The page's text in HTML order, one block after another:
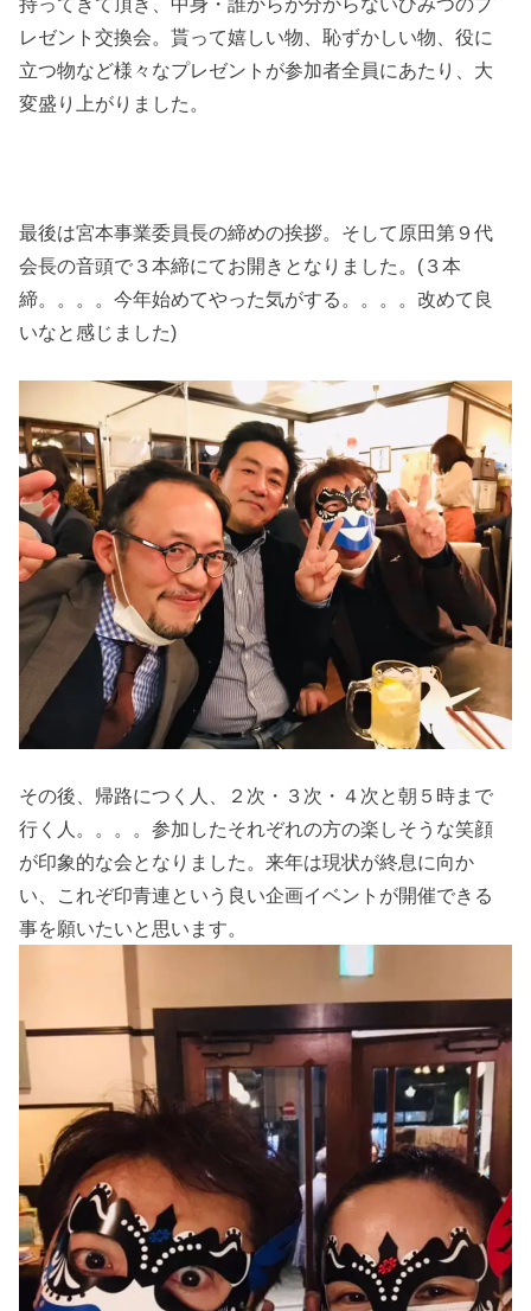
レゼント交換会。貰って嬉しい物、恥ずかしい物、役に
立つ物など様々なプレゼントが参加者全員にあたり、大
変盛り上がりました。
最後は宮本事業委員長の締めの挨拶。そして原田第９代
会長の音頭で３本締にてお開きとなりました。(３本
締。。。。今年始めてやった気がする。。。。改めて良
いなと感じました)
その後、帰路につく人、２次・３次・４次と朝５時まで
行く人。。。。参加したそれぞれの方の楽しそうな笑顔
が印象的な会となりました。来年は現状が終息に向か
い、これぞ印青連という良い企画イベントが開催できる
事を願いたいと思います。